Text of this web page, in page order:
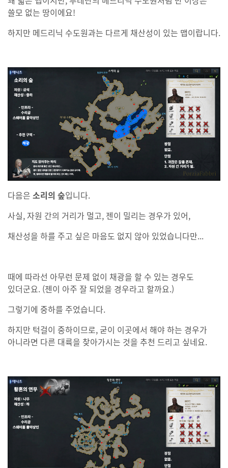
쓸모 없는 땅이에요!
하지만 메드리닉 수도원과는 다르게 채산성이 있는 맵이랍니다.
다음은 소리의 숲입니다.
사실, 자원 간의 거리가 멀고, 젠이 밀리는 경우가 있어,
채산성을 하를 주고 싶은 마음도 없지 않아 있었습니다만...
때에 따라선 아무런 문제 없이 채광을 할 수 있는 경우도
있더군요. (젠이 아주 잘 되었을 경우라고 할까요.)
그렇기에 중하를 주었습니다.
하지만 턱걸이 중하이므로, 굳이 이곳에서 해야 하는 경우가
아니라면 다른 대륙을 찾아가시는 것을 추천 드리고 싶네요.